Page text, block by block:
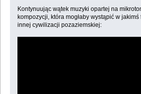
Kontynuując wątek muzyki opartej na
kompozycji, która mogłaby wystąpić w
innej cywilizacji pozaziemskiej: